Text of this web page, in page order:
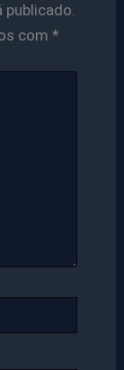
publicado.
com *